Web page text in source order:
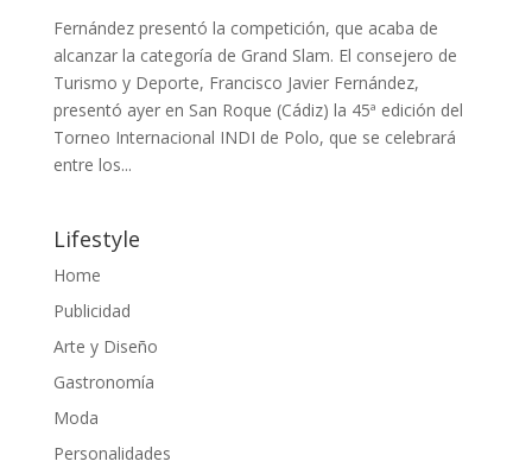
Fernández presentó la competición, que acaba de
alcanzar la categoría de Grand Slam. El consejero de
Turismo y Deporte, Francisco Javier Fernández,
presentó ayer en San Roque (Cádiz) la 45ª edición del
Torneo Internacional INDI de Polo, que se celebrará
entre los...
Lifestyle
Home
Publicidad
Arte y Diseño
Gastronomía
Moda
Personalidades